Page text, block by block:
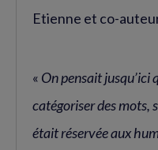
Etienne et co-
« On pensait jusqu’ici
catégoriser des mots,
était réservée aux